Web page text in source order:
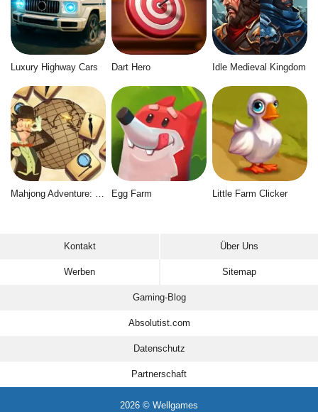
Luxury Highway Cars Dart Hero Idle Medieval Kingdom
Egg Farm Little Farm Clicker
Kontakt Über Uns
Werben Sitemap
Gaming-Blog
Absolutist.com
Datenschutz
Partnerschaft
2026 © Wellgames